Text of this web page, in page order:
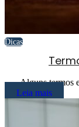
Dicas
Alguns termos
Leia mais